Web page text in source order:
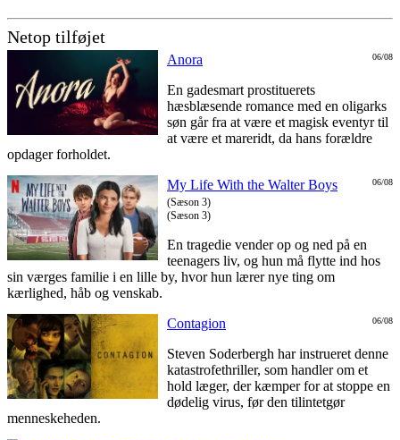
Netop tilføjet
06/08
Anora
En gadesmart prostituerets
hæsblæsende romance med en oligarks
søn går fra at være et magisk eventyr til
at være et mareridt, da hans forældre
opdager forholdet.
06/08
My Life With the Walter Boys
(Sæson 3)
(Sæson 3)
En tragedie vender op og ned på en
teenagers liv, og hun må flytte ind hos
sin værges familie i en lille by, hvor hun lærer nye ting om
kærlighed, håb og venskab.
06/08
Contagion
Steven Soderbergh har instrueret denne
katastrofethriller, som handler om et
hold læger, der kæmper for at stoppe en
dødelig virus, før den tilintetgør
menneskeheden.